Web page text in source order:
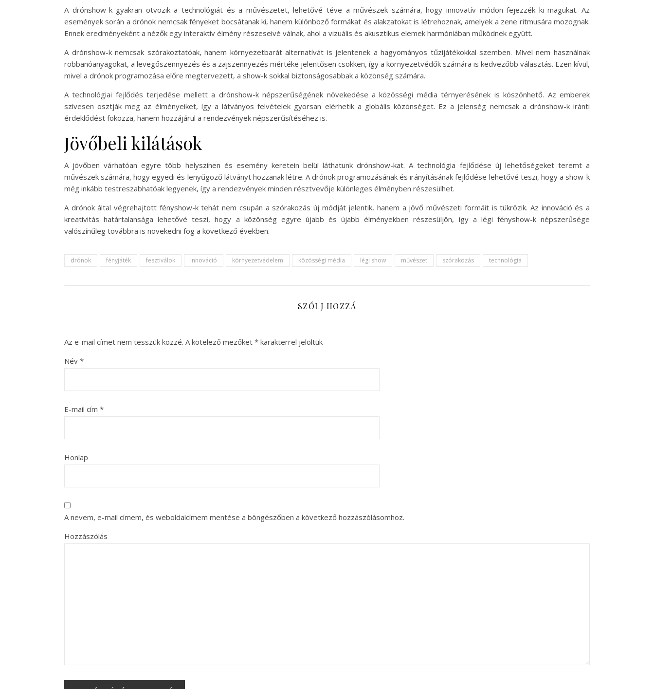
A drónshow-k gyakran ötvözik a technológiát és a művészetet, lehetővé téve a művészek számára, hogy innovatív módon fejezzék ki magukat. Az
események során a drónok nemcsak fényeket bocsátanak ki, hanem különböző formákat és alakzatokat is létrehoznak, amelyek a zene ritmusára mozognak.
Ennek eredményeként a nézők egy interaktív élmény részeseivé válnak, ahol a vizuális és akusztikus elemek harmóniában működnek együtt.
A drónshow-k nemcsak szórakoztatóak, hanem környezetbarát alternatívát is jelentenek a hagyományos tűzijátékokkal szemben. Mivel nem használnak
robbanóanyagokat, a levegőszennyezés és a zajszennyezés mértéke jelentősen csökken, így a környezetvédők számára is kedvezőbb választás. Ezen kívül,
mivel a drónok programozása előre megtervezett, a show-k sokkal biztonságosabbak a közönség számára.
A technológiai fejlődés terjedése mellett a drónshow-k népszerűségének növekedése a közösségi média térnyerésének is köszönhető. Az emberek
szívesen osztják meg az élményeiket, így a látványos felvételek gyorsan elérhetik a globális közönséget. Ez a jelenség nemcsak a drónshow-k iránti
érdeklődést fokozza, hanem hozzájárul a rendezvények népszerűsítéséhez is.
Jövőbeli kilátások
A jövőben várhatóan egyre több helyszínen és esemény keretein belül láthatunk drónshow-kat. A technológia fejlődése új lehetőségeket teremt a
művészek számára, hogy egyedi és lenyűgöző látványt hozzanak létre. A drónok programozásának és irányításának fejlődése lehetővé teszi, hogy a show-k
még inkább testreszabhatóak legyenek, így a rendezvények minden résztvevője különleges élményben részesülhet.
A drónok által végrehajtott fényshow-k tehát nem csupán a szórakozás új módját jelentik, hanem a jövő művészeti formáit is tükrözik. Az innováció és a
kreativitás határtalansága lehetővé teszi, hogy a közönség egyre újabb és újabb élményekben részesüljön, így a légi fényshow-k népszerűsége
valószínűleg továbbra is növekedni fog a következő években.
drónok fényjáték fesztiválok innováció környezetvédelem közösségi média légi show művészet szórakozás technológia
SZÓLJ HOZZÁ
Az e-mail címet nem tesszük közzé. A kötelező mezőket * karakterrel jelöltük
Név *
E-mail cím *
Honlap
A nevem, e-mail címem, és weboldalcímem mentése a böngészőben a következő hozzászólásomhoz.
Hozzászólás